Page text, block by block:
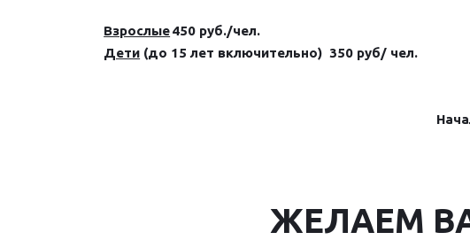
Взрослые450 руб./чел.
Дети(до 15 лет включительно) 350 руб/ чел.
ЖЕЛАЕМ